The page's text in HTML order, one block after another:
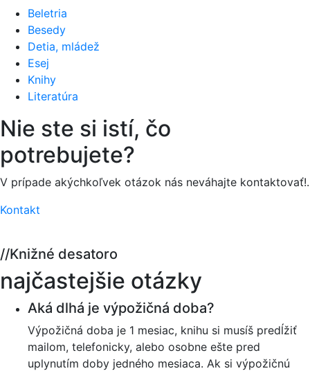
Beletria
Besedy
Detia, mládež
Esej
Knihy
Literatúra
Nie ste si istí, čo
potrebujete?
V prípade akýchkoľvek otázok nás neváhajte kontaktovať!.
Kontakt
//Knižné desatoro
najčastejšie otázky
Aká dlhá je výpožičná doba?
Výpožičná doba je 1 mesiac, knihu si musíš predĺžiť
mailom, telefonicky, alebo osobne ešte pred
uplynutím doby jedného mesiaca. Ak si výpožičnú